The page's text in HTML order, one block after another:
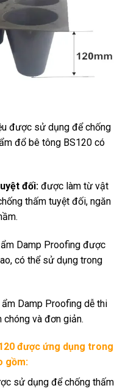
được sử dụng để chống
đổ bê tông BS120 có
đối: được làm từ vật
thấm tuyệt đối, ngăn
Damp Proofing được
có thể sử dụng trong
Damp Proofing dễ thi
chóng và đơn giản.
được ứng dụng trong
gồm:
sử dụng để chống thấm